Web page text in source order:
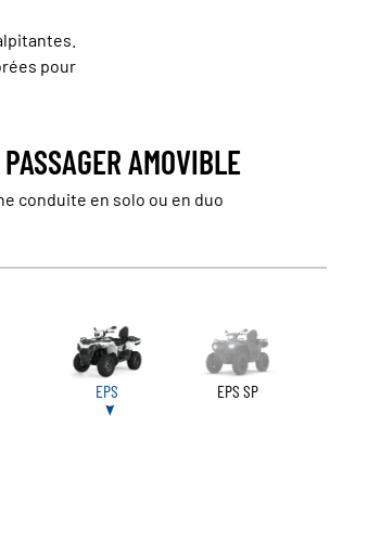
pour
AMOVIBLE
conduite en solo ou en duo
EPS EPS SP